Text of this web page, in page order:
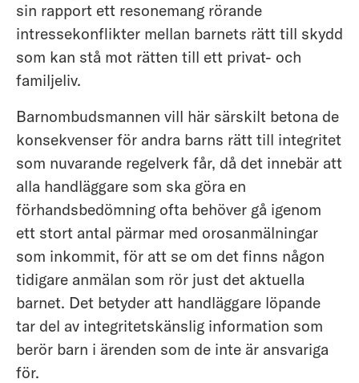
sin rapport ett resonemang rörande
intressekonflikter mellan barnets rätt till skydd
som kan stå mot rätten till ett privat- och
familjeliv.
Barnombudsmannen vill här särskilt betona de
konsekvenser för andra barns rätt till integritet
som nuvarande regelverk får, då det innebär att
alla handläggare som ska göra en
förhandsbedömning ofta behöver gå igenom
ett stort antal pärmar med orosanmälningar
som inkommit, för att se om det finns någon
tidigare anmälan som rör just det aktuella
barnet. Det betyder att handläggare löpande
tar del av integritetskänslig information som
berör barn i ärenden som de inte är ansvariga
för.